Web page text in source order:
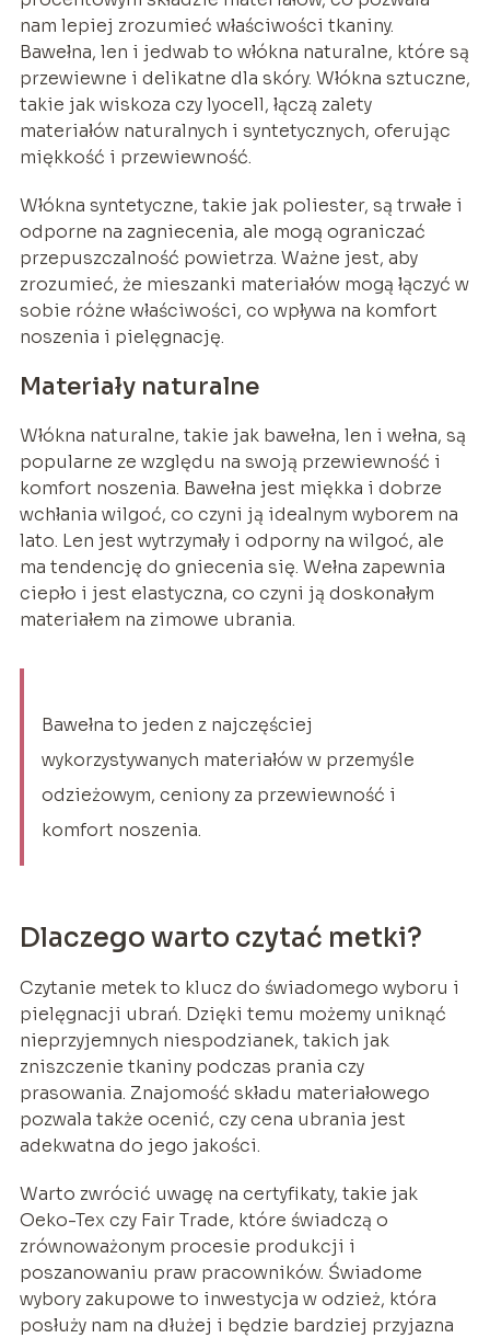
nam lepiej zrozumieć właściwości tkaniny.
Bawełna, len i jedwab to włókna naturalne, które są
przewiewne i delikatne dla skóry. Włókna sztuczne,
takie jak wiskoza czy lyocell, łączą zalety
materiałów naturalnych i syntetycznych, oferując
miękkość i przewiewność.
Włókna syntetyczne, takie jak poliester, są trwałe i
odporne na zagniecenia, ale mogą ograniczać
przepuszczalność powietrza. Ważne jest, aby
zrozumieć, że mieszanki materiałów mogą łączyć w
sobie różne właściwości, co wpływa na komfort
noszenia i pielęgnację.
Materiały naturalne
Włókna naturalne, takie jak bawełna, len i wełna, są
popularne ze względu na swoją przewiewność i
komfort noszenia. Bawełna jest miękka i dobrze
wchłania wilgoć, co czyni ją idealnym wyborem na
lato. Len jest wytrzymały i odporny na wilgoć, ale
ma tendencję do gniecenia się. Wełna zapewnia
ciepło i jest elastyczna, co czyni ją doskonałym
materiałem na zimowe ubrania.
Bawełna to jeden z najczęściej
wykorzystywanych materiałów w przemyśle
odzieżowym, ceniony za przewiewność i
komfort noszenia.
Dlaczego warto czytać metki?
Czytanie metek to klucz do świadomego wyboru i
pielęgnacji ubrań. Dzięki temu możemy uniknąć
nieprzyjemnych niespodzianek, takich jak
zniszczenie tkaniny podczas prania czy
prasowania. Znajomość składu materiałowego
pozwala także ocenić, czy cena ubrania jest
adekwatna do jego jakości.
Warto zwrócić uwagę na certyfikaty, takie jak
Oeko-Tex czy Fair Trade, które świadczą o
zrównoważonym procesie produkcji i
poszanowaniu praw pracowników. Świadome
wybory zakupowe to inwestycja w odzież, która
posłuży nam na dłużej i będzie bardziej przyjazna